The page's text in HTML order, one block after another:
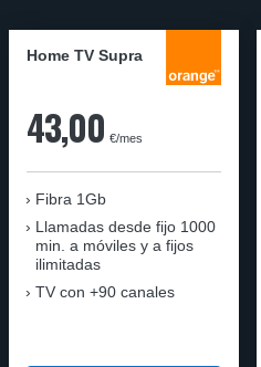
Home TV Supra
43,00 €/mes
Fibra 1Gb
Llamadas desde fijo 1000
min. a móviles y a fijos
ilimitadas
TV con +90 canales